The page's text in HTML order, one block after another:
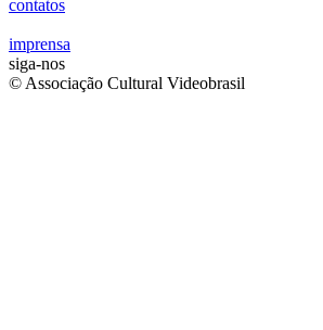
contatos
imprensa
siga-nos
© Associação Cultural Videobrasil